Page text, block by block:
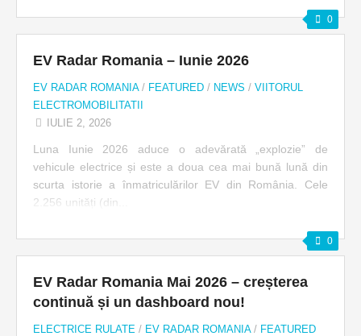
0
EV Radar Romania – Iunie 2026
EV RADAR ROMANIA/ FEATURED / NEWS / VIITORUL
ELECTROMOBILITATII
IULIE 2, 2026
Luna Iunie 2026 aduce o adevărată „explozie” de
vehicule electrice și este a doua cea mai bună lună din
scurta istorie a înmatriculărilor EV din România. Cele
2.256 unități (din...
0
EV Radar Romania Mai 2026 – creșterea
continuă și un dashboard nou!
ELECTRICE RULATE / EV RADAR ROMANIA/ FEATURED